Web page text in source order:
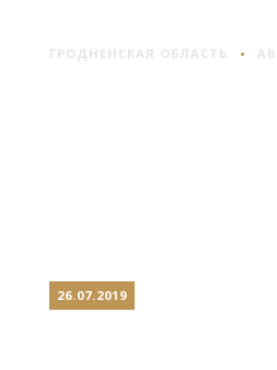
ГРОДНЕНСКАЯ ОБЛАСТЬ
26.07.2019